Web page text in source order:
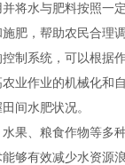
将水与肥料按照一
肥，帮助农民合理
制系统，可以根
业作业的机械化和
间水肥状况。
果、粮食作物等多
够有效减少水资源